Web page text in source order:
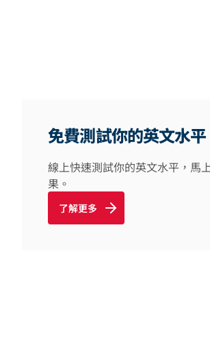
免費測試你的英文水平
線上快速測試你的英文水平，馬
果。
了解更多